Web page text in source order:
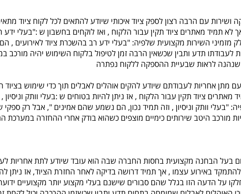
ושירות עם הרבה רצון לספק ציוד איכותי שיודע להתאים לכל לקוח ציוד
לא תמיד מאתרים ציוד תקין עבור הלקוח , ואז לוקחים בחשבון ש :"בעלי
מזמיני השירות מקצועית שלפיה: "בעלי ידע רב בהשכרת ציוד לאירועים
לעבודתו תדע ותבין שכשאין הרבה זמן לטיפול בלקוח השימוש יהיה מורכב
שנהנה לראות שבעיית ההספקה ללקוח נפתרה
מתן אחריות לעבודתם שיודע להקים אוהלים לאבלים תוך כדי שימוש
ציוד תקין עבור הלקוח , אז ניתן להיות בטוחים ש :בעלי וותק
"בעלי וותק וניסיון , וזה תמיד נכון, הם נשמע שהם אמינים ", אבל רק ספקי
מורכב היטב שירותים כימיים מוצפים כשהוא בודק אחרי ההחזרה
בעל הבחנה מקצועית בחסות החברה שבה הוא עובד שיודע לתת אחריות
באירוע עצמו , אך תמיד דרושה בדיקה לאחר החזרת הציוד, אז ניתן
על הדעה הזו בגלל שהם סבורים שישנם בעלי מקצוע יותר מקצועיים